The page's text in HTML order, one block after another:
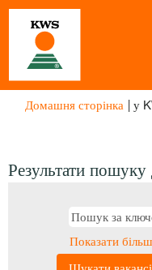
Домашня сторінка | у
Результати пошуку
Показати